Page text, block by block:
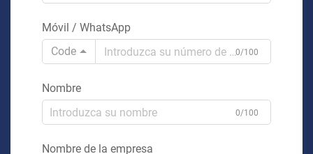
Móvil / WhatsApp
Code
0/100
Nombre
0/100
Nombre de la empresa